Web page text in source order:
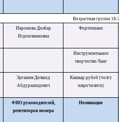
Возрастная группа 18-
Икромова Дилбар
Исроилжановна
Фортепиано
Инструментаьное
творчество.Чанг
Эргашев Дилшод
Абдурашидович
Кашкар рубоб (чолгу
ижрочилиги)
ФИО руководителей,
репетиторов номера
Номинация